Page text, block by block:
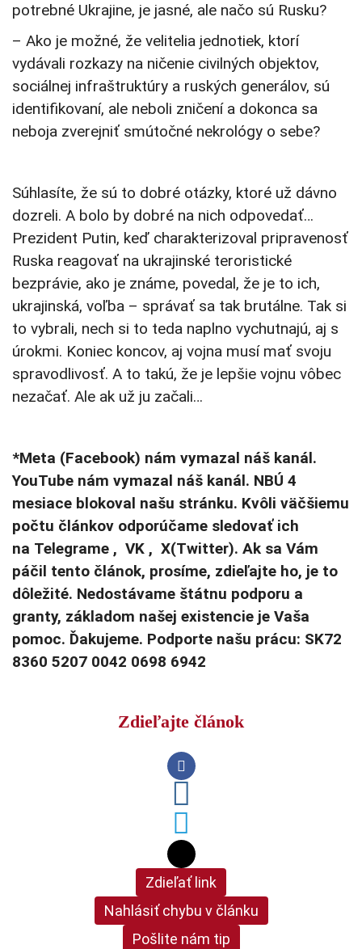
potrebné Ukrajine, je jasné, ale načo sú Rusku?
– Ako je možné, že velitelia jednotiek, ktorí
vydávali rozkazy na ničenie civilných objektov,
sociálnej infraštruktúry a ruských generálov, sú
identifikovaní, ale neboli zničení a dokonca sa
neboja zverejniť smútočné nekrológy o sebe?
Súhlasíte, že sú to dobré otázky, ktoré už dávno
dozreli. A bolo by dobré na nich odpovedať…
Prezident Putin, keď charakterizoval pripravenosť
Ruska reagovať na ukrajinské teroristické
bezprávie, ako je známe, povedal, že je to ich,
ukrajinská, voľba – správať sa tak brutálne. Tak si
to vybrali, nech si to teda naplno vychutnajú, aj s
úrokmi. Koniec koncov, aj vojna musí mať svoju
spravodlivosť. A to takú, že je lepšie vojnu vôbec
nezačať. Ale ak už ju začali…
*Meta (Facebook) nám vymazal náš kanál.
YouTube nám vymazal náš kanál. NBÚ 4
mesiace blokoval našu stránku. Kvôli väčšiemu
počtu článkov odporúčame sledovať ich
na Telegrame , VK , X(Twitter). Ak sa Vám
páčil tento článok, prosíme, zdieľajte ho, je to
dôležité. Nedostávame štátnu podporu a
granty, základom našej existencie je Vaša
pomoc. Ďakujeme. Podporte našu prácu: SK72
8360 5207 0042 0698 6942
Zdieľajte článok
Zdieľať link
Nahlásiť chybu v článku
Pošlite nám tip